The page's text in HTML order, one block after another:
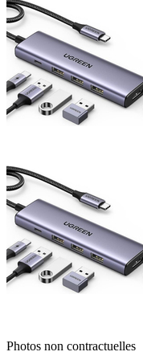
Photos non contractuelles